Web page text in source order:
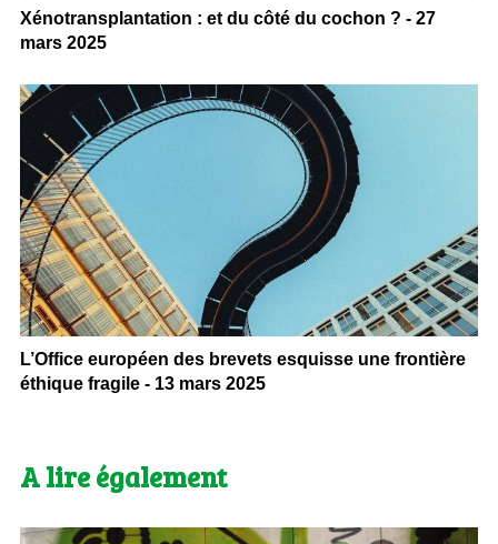
Xénotransplantation : et du côté du cochon ? - 27
mars 2025
L’Office européen des brevets esquisse une frontière
éthique fragile - 13 mars 2025
A lire également